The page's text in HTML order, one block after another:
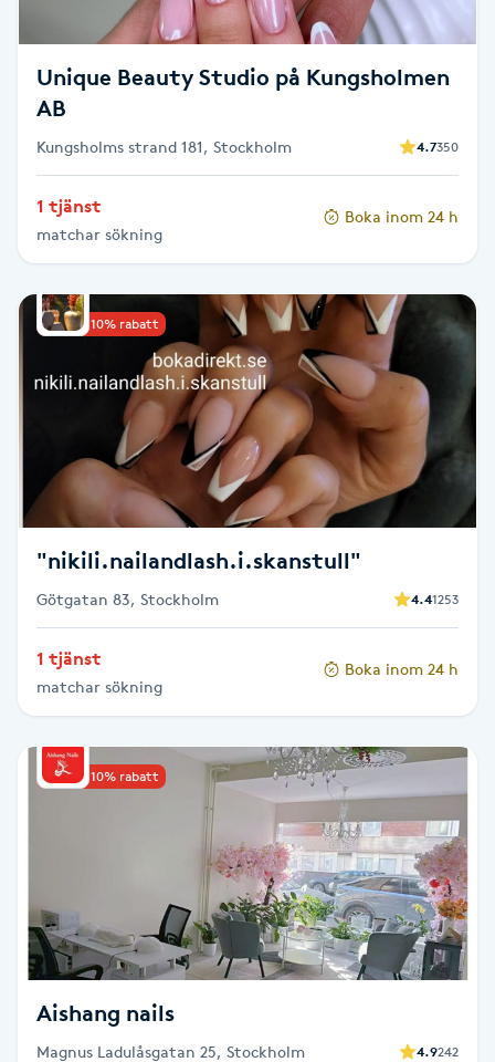
Makeup
Manikyr & Pedikyr
Massage
Medial vägledning
Medicinsk massage
Meditation
Medium
Megavolymfransar
MicroPen
Microshading
Nagelförlängning
Nagelförlängning akryl
Unique Beauty Studio på Kungsholmen
AB
Kungsholms strand 181, Stockholm 4.7350
1 tjänst
matchar sökning
Boka inom 24 h
Upp till 10% rabatt
"nikili.nailandlash.i.skanstull"
Götgatan 83, Stockholm 4.41253
1 tjänst
matchar sökning
Boka inom 24 h
Upp till 10% rabatt
Aishang nails
Magnus Ladulåsgatan 25, Stockholm 4.9242